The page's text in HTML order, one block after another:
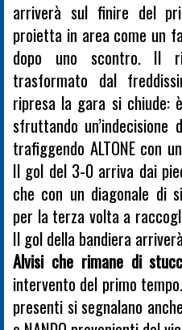
arriverà sul finire del
proietta in area come un
dopo uno scontro. Il
trasformato dal
ripresa la gara si chiude:
sfruttando un’indecisione
trafiggendo ALTONE con
Il gol del 3-0 arriva dai
che con un diagonale di
per la terza volta a
Il gol della bandiera
Alvisi che rimane di
intervento del primo
presenti si segnalano